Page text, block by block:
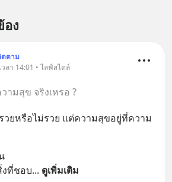
รียด หลับยาก ผมอยากแนะนำ
รรเทาความเครียด ลดความวิตกกังวล
มการผ่อนคลาย ซึ่งช่วยให้การนอน
หลับมีประสิทธิภาพมากยิ่งขึ้น 📍 สนใจ
ซื้อสินค้า Diip CBD 💬 LINE :
🔗 หรือกดลิงก์
ง
ดตาม
ลา 14:01 • ไลฟ์สไตล์
ามสุข จริงเหรอ ?
ยหรือไม่รวย แต่ความสุขอยู่ที่ความ
งที่ชอบ... ดูเพิ่มเติม